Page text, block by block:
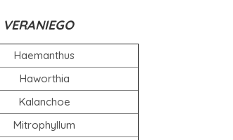
Haemanthus
Haworthia
Kalanchoe
Mitrophyllum